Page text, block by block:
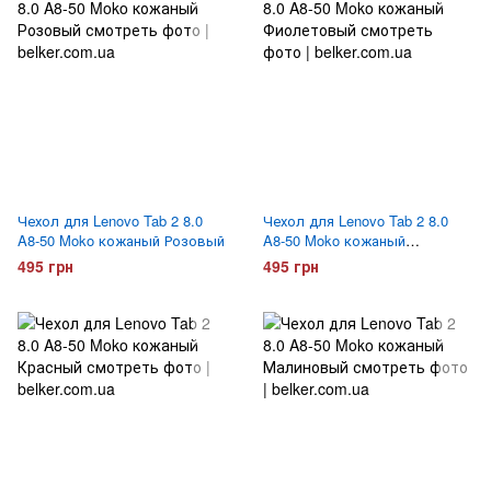
Чехол для Lenovo Tab 2 8.0
A8-50 Moko кожаный Розовый
495 грн
Чехол для Lenovo Tab 2 8.0
A8-50 Moko кожаный
Фиолетовый
495 грн